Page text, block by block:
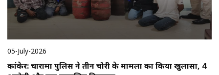
05-July-2026
कांकेर: चारामा पुलिस ने तीन चोरी के मामलों का किया खुलासा, 4